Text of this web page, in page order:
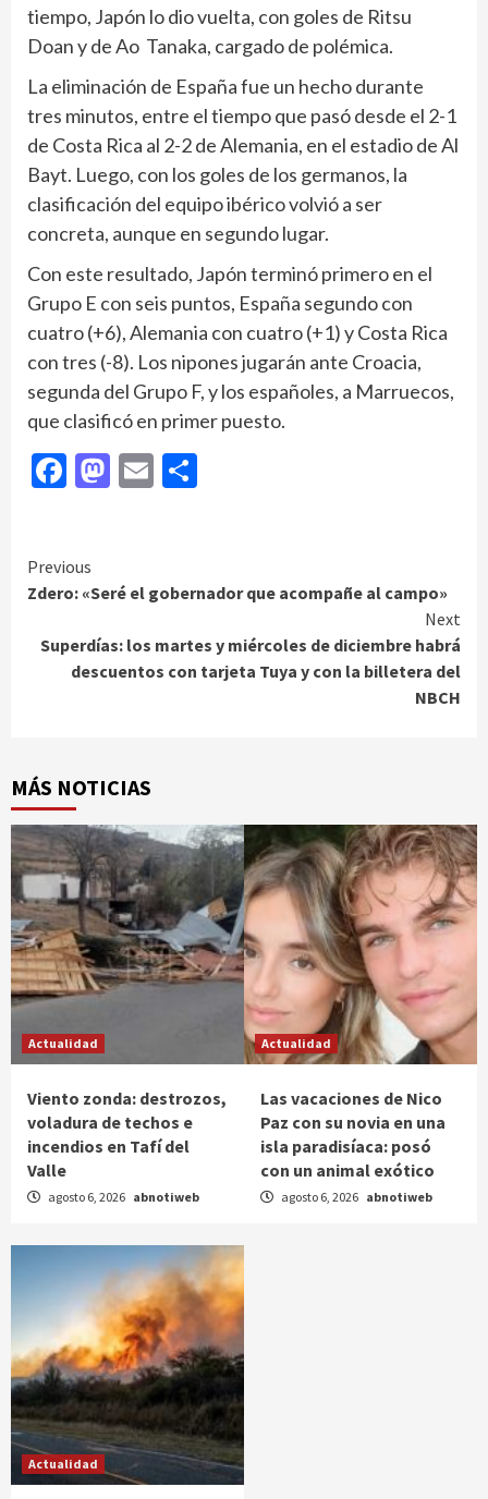
tiempo, Japón lo dio vuelta, con goles de Ritsu
Doan y de Ao Tanaka, cargado de polémica.
La eliminación de España fue un hecho durante
tres minutos, entre el tiempo que pasó desde el 2-1
de Costa Rica al 2-2 de Alemania, en el estadio de Al
Bayt. Luego, con los goles de los germanos, la
clasificación del equipo ibérico volvió a ser
concreta, aunque en segundo lugar.
Con este resultado, Japón terminó primero en el
Grupo E con seis puntos, España segundo con
cuatro (+6), Alemania con cuatro (+1) y Costa Rica
con tres (-8). Los nipones jugarán ante Croacia,
segunda del Grupo F, y los españoles, a Marruecos,
que clasificó en primer puesto.
Facebook
Mastodon
Email
Continue
Reading
Previous
Zdero: «Seré el gobernador que acompañe al campo»
Next
Superdías: los martes y miércoles de diciembre habrá
descuentos con tarjeta Tuya y con la billetera del
NBCH
MÁS NOTICIAS
Actualidad
Viento zonda: destrozos,
voladura de techos e
incendios en Tafí del
Valle
agosto 6, 2026 abnotiweb
Actualidad
Las vacaciones de Nico
Paz con su novia en una
isla paradisíaca: posó
con un animal exótico
agosto 6, 2026 abnotiweb
Actualidad